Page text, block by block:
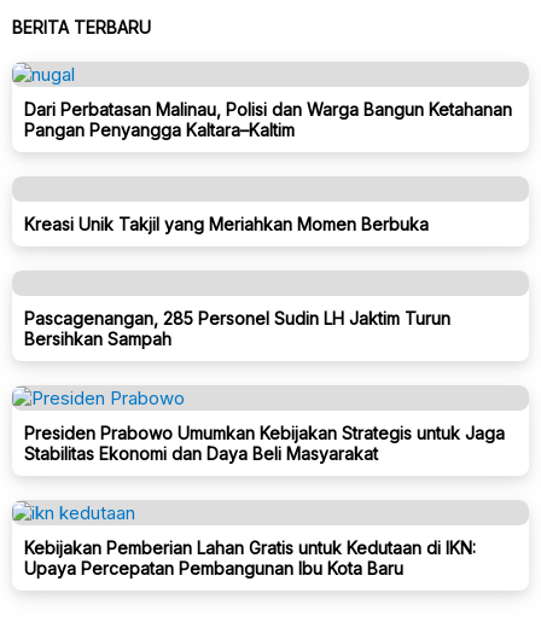
BERITA TERBARU
Dari Perbatasan Malinau, Polisi dan Warga Bangun Ketahanan
Pangan Penyangga Kaltara–Kaltim
Kreasi Unik Takjil yang Meriahkan Momen Berbuka
Pascagenangan, 285 Personel Sudin LH Jaktim Turun
Bersihkan Sampah
Presiden Prabowo Umumkan Kebijakan Strategis untuk Jaga
Stabilitas Ekonomi dan Daya Beli Masyarakat
Kebijakan Pemberian Lahan Gratis untuk Kedutaan di IKN:
Upaya Percepatan Pembangunan Ibu Kota Baru